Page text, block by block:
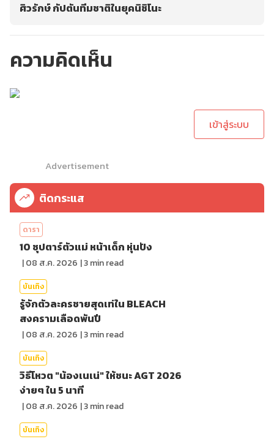
ศิวรักษ์ กัปตันทีมชาติในยุคนิชิโนะ
ความคิดเห็น
เข้าสู่ระบบ
Advertisement
ติดกระแส
ดารา
10 ซุปตาร์ตัวแม่ หน้าเด็ก หุ่นปัง
|08 ส.ค. 2026 |3min read
บันเทิง
รู้จักตัวละครชายสุดเท่ใน BLEACH
สงครามเลือดพันปี
|08 ส.ค. 2026 |3min read
บันเทิง
วิธีโหวต "น้องเนเน่" ให้ชนะ AGT 2026
ง่ายๆ ใน 5 นาที
|08 ส.ค. 2026 |3min read
บันเทิง